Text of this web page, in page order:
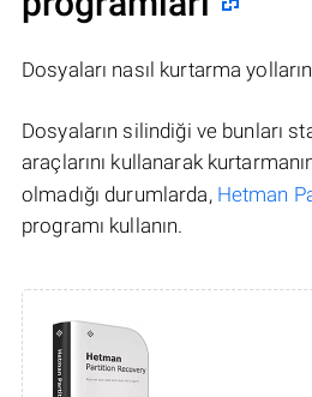
Dosyaları nasıl kurtarma
Dosyaların silindiği ve bunları
araçlarını kullanarak
olmadığı durumlarda, Hetman
programı kullanın.